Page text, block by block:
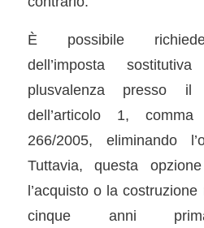
È possibile
dell’imposta
plusvalenza presso
dell’articolo 1,
266/2005, eliminando
Tuttavia, questa
l’acquisto o la
cinque anni